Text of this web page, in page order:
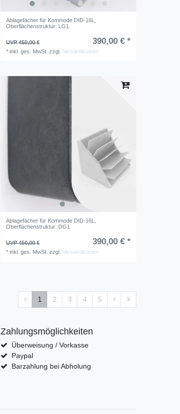
Ablagefächer für Kommode DID-16L
Oberflächenstruktur: LG1
UVP 450,00 € 390,00 € *
*inkl. ges. MwSt. zzgl.Versandkosten
Ablagefächer für Kommode DID-16L,
Oberflächenstruktur: DG1
UVP 450,00 € 390,00 € *
*inkl. ges. MwSt. zzgl.Versandkosten
1 2 3 4 5
Zahlungsmöglichkeiten
Überweisung / Vorkasse
Paypal
Barzahlung bei Abholung